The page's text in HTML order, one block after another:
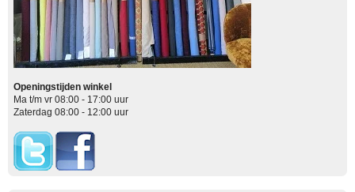
Openingstijden winkel
Ma t/m vr 08:00 - 17:00 uur
Zaterdag 08:00 - 12:00 uur